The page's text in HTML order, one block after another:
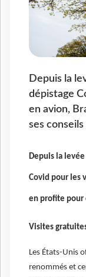
Depuis la
dépistage
en avion,
ses
Depuis la
Covid pour les
en profite pour
Visites
Les États-Unis
renommés et